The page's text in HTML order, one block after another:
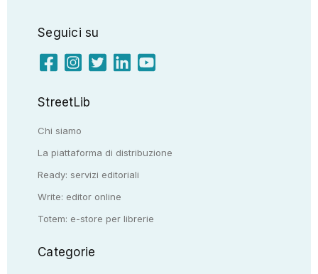
Seguici su
StreetLib
Chi siamo
La piattaforma di distribuzione
Ready: servizi editoriali
Write: editor online
Totem: e-store per librerie
Categorie